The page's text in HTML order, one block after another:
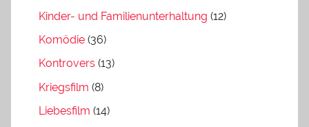
Kinder- und Familienunterhaltung (12)
Komödie (36)
Kontrovers (13)
Kriegsfilm (8)
Liebesfilm (14)